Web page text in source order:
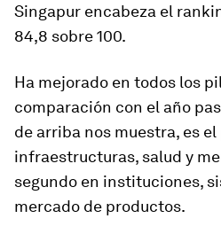
Singapur encabeza el
84,8 sobre 100.
Ha mejorado en todos los
comparación con el año
de arriba nos muestra, es
infraestructuras, salud y
segundo en instituciones,
mercado de productos.